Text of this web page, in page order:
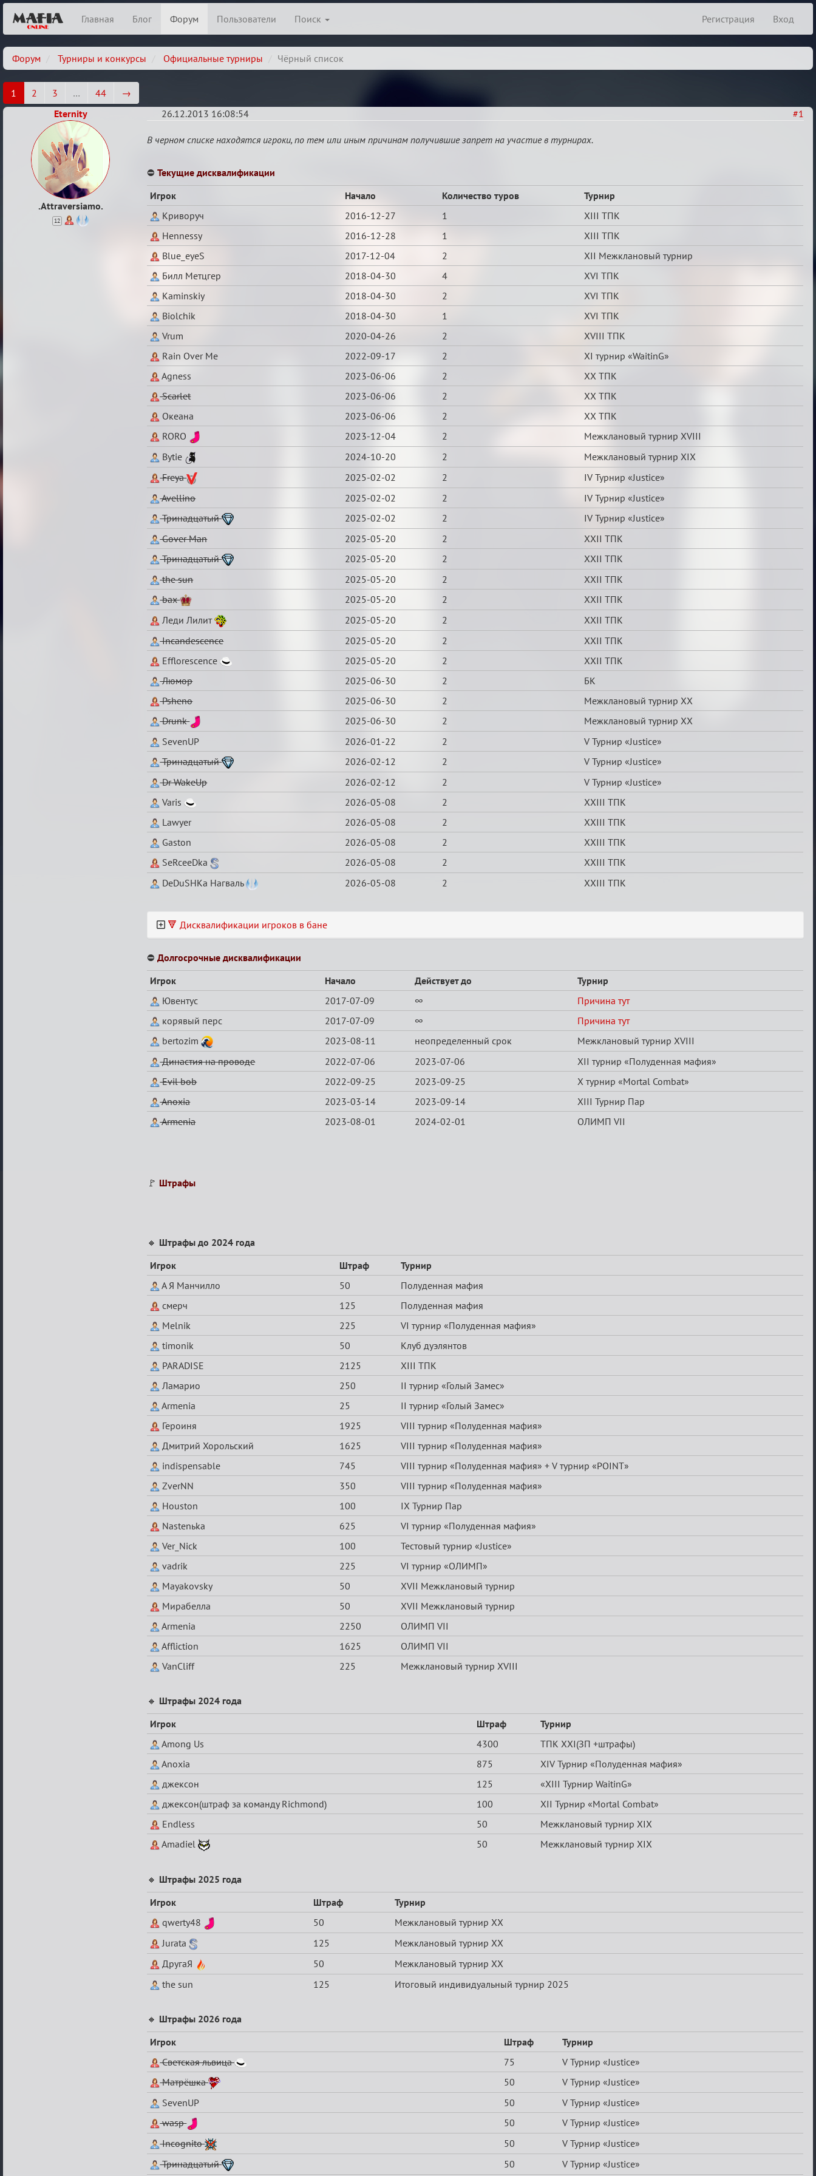
Главная Блог Форум Пользователи Поиск Регистрация Вход
Форум Турниры и конкурсы Официальные турниры Чёрный список
1 2 3 … 44
→
Eternity
.Attraversiamo.
12
#1
26.12.2013 16:08:54
Чёрный
В черном списке находятся игроки, по тем или иным причинам получившие запрет на участие в турнирах.
⛔Текущие дисквалификации
Игрок
Начало Количество туров
Турнир
Криворуч
2016-12-27 1
XIII ТПК
Hennessy
2016-12-28 1
XIII ТПК
Blue_eyeS
2017-12-04 2
ХII Межклановый турнир
Билл Метцгер
2018-04-30 4
XVI ТПК
Kaminskiy
2018-04-30 2
XVI ТПК
Biolchik
2018-04-30 1
XVI ТПК
Vrum
2020-04-26 2
XVIII ТПК
Rain Over Me
2022-09-17 2
XI турнир «WaitinG»
Agness
2023-06-06 2
XX ТПК
Scarlet
2023-06-06 2
XX ТПК
Океана
2023-06-06 2
XX ТПК
RORO
2023-12-04 2
Межклановый турнир XVIII
Bytie
2024-10-20 2
Межклановый турнир XIX
Freya
2025-02-02 2
IV Турнир «Justice»
Avellino
2025-02-02 2
IV Турнир «Justice»
Тринадцатый
2025-02-02 2
IV Турнир «Justice»
Gover Man
2025-05-20 2
XXII ТПК
Тринадцатый
2025-05-20 2
XXII ТПК
the sun
2025-05-20 2
XXII ТПК
bax
2025-05-20 2
XXII ТПК
Леди Лилит
2025-05-20 2
XXII ТПК
Incandescence
2025-05-20 2
XXII ТПК
Efflorescence
2025-05-20 2
XXII ТПК
Люмор
2025-06-30 2
БК
Psheno
2025-06-30 2
Межклановый турнир XX
Drunk
2025-06-30 2
Межклановый турнир XX
SevenUP
2026-01-22 2
V Турнир «Justice»
Тринадцатый
2026-02-12 2
V Турнир «Justice»
Dr WakeUp
2026-02-12 2
V Турнир «Justice»
Varis
2026-05-08 2
XXIII ТПК
Lawyer
2026-05-08 2
XXIII ТПК
Gaston
2026-05-08 2
XXIII ТПК
SeRceeDka
2026-05-08 2
XXIII ТПК
DeDuSHKa Нагваль
2026-05-08 2 XXIII ТПК
🔻 Дисквалификации игроков в бане
⛔Долгосрочные дисквалификации
Игрок
Начало Действует до
Турнир
Ювентус
2017-07-09 ∞
Причина тут
корявый перс
2017-07-09 ∞
Причина тут
bertozim
2023-08-11 неопределенный срок
Межклановый турнир XVIII
Династия на проводе
2022-07-06 2023-07-06
XII турнир «Полуденная мафия»
Evil bob
2022-09-25 2023-09-25
X турнир «Mortal Combat»
Anoxia
2023-03-14 2023-09-14
XIII Турнир Пар
Armenia
2023-08-01 2024-02-01 ОЛИМП VII
🚩 Штрафы
🔸 Штрафы до 2024 года
Игрок
Штраф
Турнир
А Я Манчилло
50
Полуденная мафия
смерч
125
Полуденная мафия
Melnik
225
VI турнир «Полуденная мафия»
timonik
50
Клуб дуэлянтов
PARADISE
2125
XIII ТПК
Ламарио
250
II турнир «Голый Замес»
Armenia
25
II турнир «Голый Замес»
Героиня
1925
VIII турнир «Полуденная мафия»
Дмитрий Хорольский
1625
VIII турнир «Полуденная мафия»
indispensable
745
VIII турнир «Полуденная мафия» + V турнир «POINT»
ZverNN
350
VIII турнир «Полуденная мафия»
Houston
100
IX Турнир Пар
Nastenьka
625
VI турнир «Полуденная мафия»
Ver_Nick
100
Тестовый турнир «Justice»
vadrik
225
VI турнир «ОЛИМП»
Mayakovsky
50
XVII Межклановый турнир
Мирабелла
50
XVII Межклановый турнир
Armenia
2250
ОЛИМП VII
Affliction
1625
ОЛИМП VII
VanCliff
225 Межклановый турнир XVIII
🔸 Штрафы 2024 года
Игрок
Штраф
Турнир
Among Us
4300
ТПК XXI(ЗП +штрафы)
Anoxia
875
XIV Турнир «Полуденная мафия»
джексон
125
«XIII Турнир WaitinG»
джексон(штраф за команду Richmond)
100
XII Турнир «Mortal Combat»
Endless
50
Межклановый турнир XIX
Amadiel
50 Межклановый турнир XIX
🔸 Штрафы 2025 года
Игрок
Штраф
Турнир
qwerty48
50
Межклановый турнир XX
Jurata
125
Межклановый турнир XX
ДругаЯ
50
Межклановый турнир XX
the sun
125 Итоговый индивидуальный турнир 2025
🔸 Штрафы 2026 года
Игрок
Штраф
Турнир
Светская львица
75
V Турнир «Justice»
Матрёшка
50
V Турнир «Justice»
SevenUP
50
V Турнир «Justice»
wasp
50
V Турнир «Justice»
Incognito
50
V Турнир «Justice»
Тринадцатый
50 V Турнир «Justice»